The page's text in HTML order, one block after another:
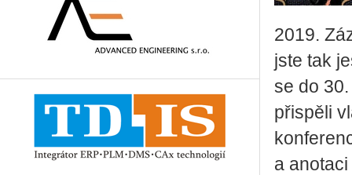
2019.
jste tak
se do
přispěli
a